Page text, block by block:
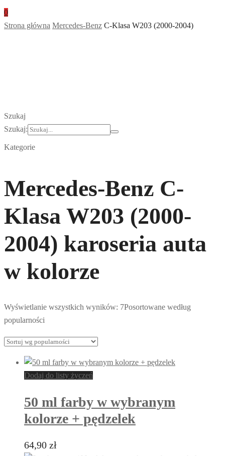
0
Strona główna Mercedes-Benz C-Klasa W203 (2000-2004)
Mercedes-Benz C-
Klasa W203 (2000-
2004) karoseria auta
w kolorze
Wyświetlanie wszystkich wyników: 7Posortowane według
popularności
Dodaj do listy życzeń
50 ml farby w wybranym
kolorze + pędzelek
64,90 zł
Szukaj
Szukaj:
Kategorie